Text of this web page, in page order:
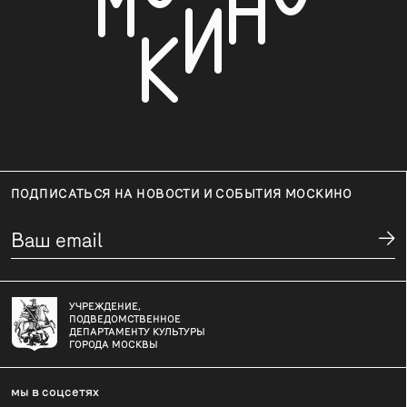
ПОДПИСАТЬСЯ НА НОВОСТИ И СОБЫТИЯ МОСКИНО
УЧРЕЖДЕНИЕ,
ПОДВЕДОМСТВЕННОЕ
ДЕПАРТАМЕНТУ КУЛЬТУРЫ
ГОРОДА МОСКВЫ
мы в соцсетях